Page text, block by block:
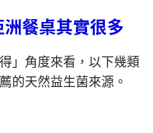
洲餐桌其實很多
」角度來看，以下幾類
的天然益生菌來源。